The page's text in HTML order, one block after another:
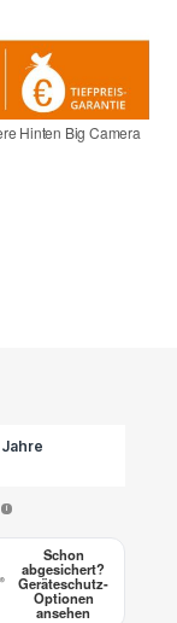
Hinten Big Camera
i
Schon
abgesichert?
Geräteschutz-
Optionen
ansehen